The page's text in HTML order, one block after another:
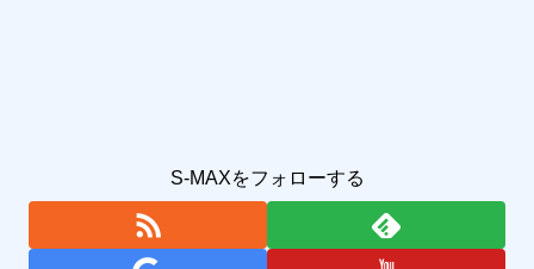
S-MAXをフォローする